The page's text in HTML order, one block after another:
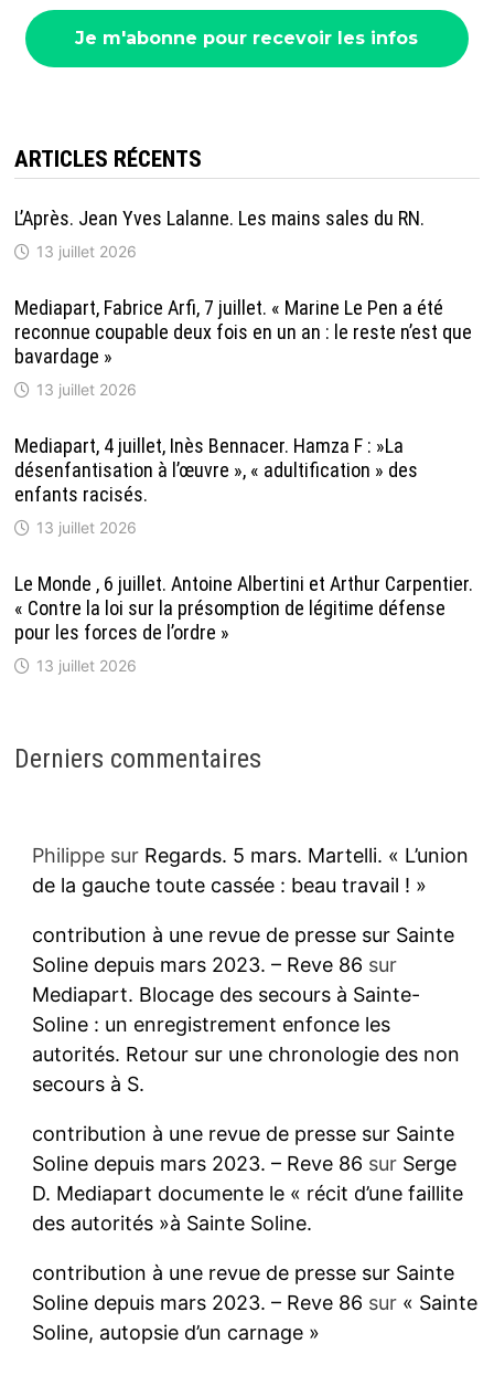
ARTICLES RÉCENTS
L’Après. Jean Yves Lalanne. Les mains sales du RN.
13 juillet 2026
Mediapart, Fabrice Arfi, 7 juillet. « Marine Le Pen a été
reconnue coupable deux fois en un an : le reste n’est que
bavardage »
13 juillet 2026
Mediapart, 4 juillet, Inès Bennacer. Hamza F : »La
désenfantisation à l’œuvre », « adultification » des
enfants racisés.
13 juillet 2026
Le Monde , 6 juillet. Antoine Albertini et Arthur Carpentier.
« Contre la loi sur la présomption de légitime défense
pour les forces de l’ordre »
13 juillet 2026
Derniers commentaires
Philippesur Regards. 5 mars. Martelli. « L’union
de la gauche toute cassée : beau travail ! »
contribution à une revue de presse sur Sainte
Soline depuis mars 2023. – Reve 86 sur
Mediapart. Blocage des secours à Sainte-
Soline : un enregistrement enfonce les
autorités. Retour sur une chronologie des non
secours à S.
contribution à une revue de presse sur Sainte
Soline depuis mars 2023. – Reve 86 sur Serge
D. Mediapart documente le « récit d’une faillite
des autorités »à Sainte Soline.
contribution à une revue de presse sur Sainte
Soline depuis mars 2023. – Reve 86 sur « Sainte
Soline, autopsie d’un carnage »